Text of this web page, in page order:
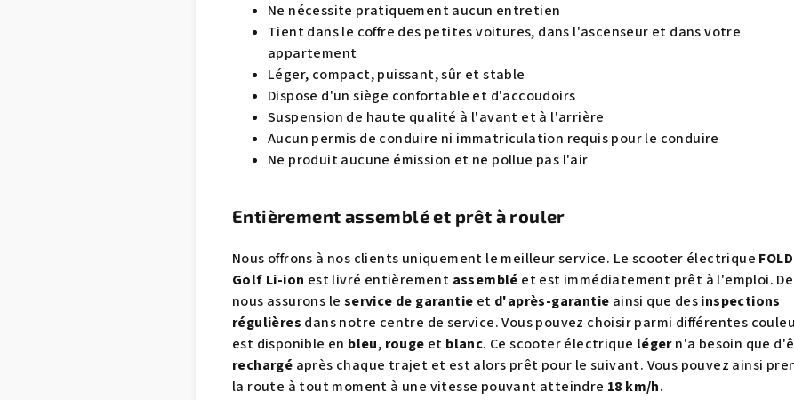
Ne nécessite pratiquement aucun entretien
Tient dans le coffre des petites voitures, dans l'ascenseur et dans votre
appartement
Léger, compact, puissant, sûr et stable
Dispose d'un siège confortable et d'accoudoirs
Suspension de haute qualité à l'avant et à l'arrière
Aucun permis de conduire ni immatriculation requis pour le conduire
Ne produit aucune émission et ne pollue pas l'air
Entièrement assemblé et prêt à rouler
Nous offrons à nos clients uniquement le meilleur service. Le scooter électrique
Golf Li-ion est livré entièrement assemblé et est immédiatement prêt à l'emploi.
nous assurons le service de garantie et d'après-garantie ainsi que desinspections
régulières dans notre centre de service. Vous pouvez choisir parmi différentes
est disponible en bleu, rouge et blanc. Ce scooter électrique légern'a besoin que
rechargé après chaque trajet et est alors prêt pour le suivant. Vous pouvez ainsi
la route à tout moment à une vitesse pouvant atteindre 18 km/h.